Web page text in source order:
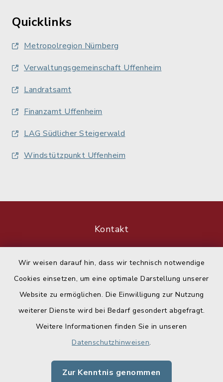
Wir weisen darauf hin, dass wir technisch notwendige
Cookies einsetzen, um eine optimale Darstellung unserer
Website zu ermöglichen. Die Einwilligung zur Nutzung
weiterer Dienste wird bei Bedarf gesondert abgefragt.
Weitere Informationen finden Sie in unseren
Datenschutzhinweisen.
Zur Kenntnis genommen
Quicklinks
Metropolregion Nürnberg
Verwaltungsgemeinschaft Uffenheim
Landratsamt
Finanzamt Uffenheim
LAG Südlicher Steigerwald
Windstützpunkt Uffenheim
Kontakt
Datenschutz
Impressum
Sitemap
Cookie-Einstellungen